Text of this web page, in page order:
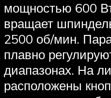
мощностью 600
вращает
2500 об/мин.
плавно
диапазонах. На
расположены